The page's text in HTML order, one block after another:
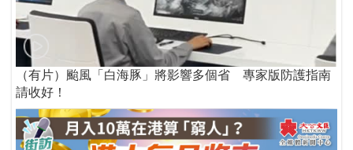
（有片）颱風「白海豚」將影響多個省 專家版防護指南
請收好！